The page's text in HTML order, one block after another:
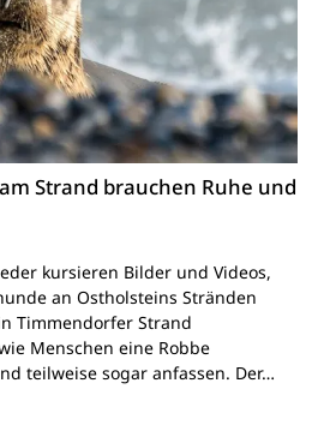
Strand brauchen Ruhe und
kursieren Bilder und Videos,
an Ostholsteins Stränden
Timmendorfer Strand
Menschen eine Robbe
teilweise sogar anfassen. Der…